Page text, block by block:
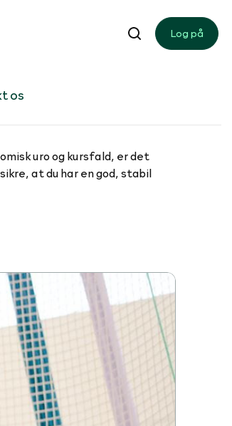
Log på
os
uro og kursfald, er det
at du har en god, stabil